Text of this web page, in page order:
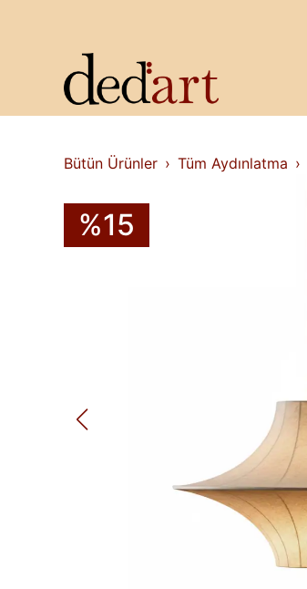
Kitaplık & Raf
Televizyon Ünitesi
Bütün Ürünler Tüm Aydınlatma
%15